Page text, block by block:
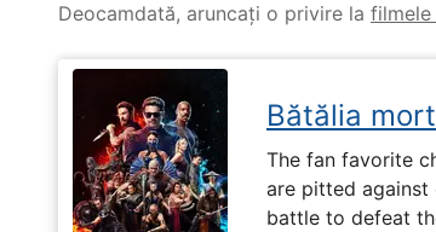
Deocamdată, aruncați o privire la filmele
Bătălia
The fan favorite
are pitted against
battle to defeat